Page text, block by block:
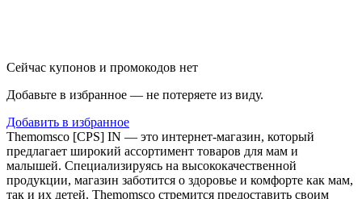
Сейчас купонов и промокодов нет
Добавьте в избранное — не потеряете из виду.
Добавить в избранное
Themomsco [CPS] IN — это интернет-магазин, который
предлагает широкий ассортимент товаров для мам и
малышей. Специализируясь на высококачественной
продукции, магазин заботится о здоровье и комфорте как мам,
так и их детей. Themomsco стремится предоставить своим